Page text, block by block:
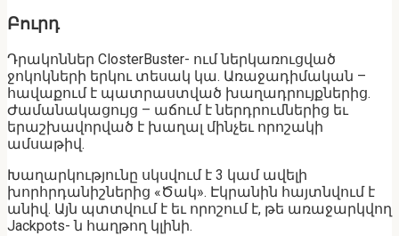
Բուրդ
Դրակոններ ClosterBuster- ում ներկառուցված
ջոկոկների երկու տեսակ կա. Առաջադիմական –
հավաքում է պատրաստված խաղադրույքներից.
Ժամանակացույց – աճում է ներդրումներից եւ
երաշխավորված է խաղալ մինչեւ որոշակի
ամսաթիվ.
Խաղարկությունը սկսվում է 3 կամ ավելի
խորհրդանիշներից «Ծակ». Էկրանին հայտնվում է
անիվ. Այն պտտվում է եւ որոշում է, թե առաջարկվող
Jackpots- ն հաղթող կլինի.